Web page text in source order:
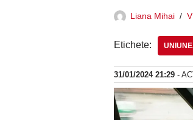
Liana Mihai
Etichete:
31/01/2024 21:29 -